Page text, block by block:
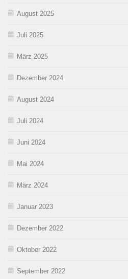
August 2025
Juli 2025
März 2025
Dezember 2024
August 2024
Juli 2024
Juni 2024
Mai 2024
März 2024
Januar 2023
Dezember 2022
Oktober 2022
September 2022